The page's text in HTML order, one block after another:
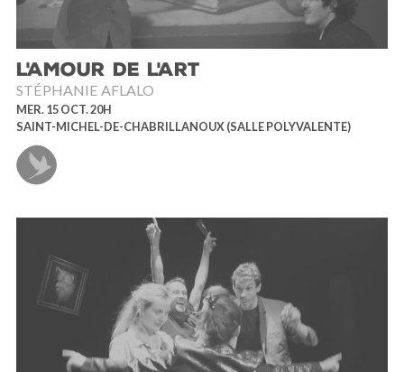
L'AMOUR DE L'ART
STÉPHANIE AFLALO
MER. 15 OCT. 20H
SAINT-MICHEL-DE-CHABRILLANOUX (SALLE POLYVALENTE)